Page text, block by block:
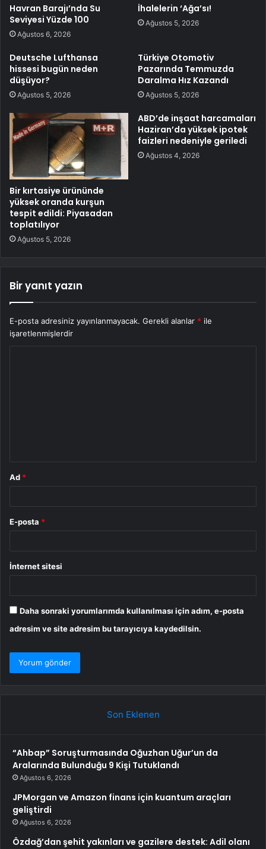
Havran Barajı’nda Su
Seviyesi Yüzde 100
Ağustos 6, 2026
İhalelerin ‘Ağa’sı!
Ağustos 5, 2026
Deutsche Lufthansa
hissesi bugün neden
düşüyor?
Ağustos 5, 2026
Türkiye Otomotiv
Pazarında Temmuzda
Daralma Hız Kazandı
Ağustos 5, 2026
Bir kırtasiye ürününde
yüksek oranda kurşun
tespit edildi: Piyasadan
toplatılıyor
Ağustos 5, 2026
ABD’de inşaat harcamaları
Haziran’da yüksek ipotek
faizleri nedeniyle geriledi
Ağustos 4, 2026
Bir yanıt yazın
E-posta adresiniz yayınlanmayacak. Gerekli alanlar * ile
işaretlenmişlerdir
Ad *
E-posta *
İnternet sitesi
Daha sonraki yorumlarımda kullanılması için adım, e-posta
adresim ve site adresim bu tarayıcıya kaydedilsin.
Son Eklenen
“Ahbap” Soruşturmasında Oğuzhan Uğur’un da
Aralarında Bulunduğu 9 Kişi Tutuklandı
Ağustos 6, 2026
JPMorgan ve Amazon finans için kuantum araçları
geliştirdi
Ağustos 6, 2026
Özdağ’dan şehit yakınları ve gazilere destek: Adil olanı